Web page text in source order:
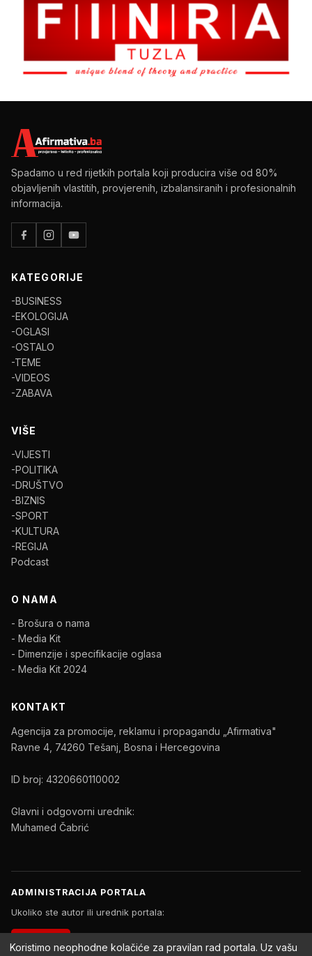
Spadamo u red rijetkih portala koji producira više od 80%
objavljenih vlastitih, provjerenih, izbalansiranih i profesionalnih
informacija.
KATEGORIJE
-BUSINESS
-EKOLOGIJA
-OGLASI
-OSTALO
-TEME
-VIDEOS
-ZABAVA
VIŠE
-VIJESTI
-POLITIKA
-DRUŠTVO
-BIZNIS
-SPORT
-KULTURA
-REGIJA
Podcast
O NAMA
- Brošura o nama
- Media Kit
- Dimenzije i specifikacije oglasa
- Media Kit 2024
KONTAKT
Agencija za promocije, reklamu i propagandu „Afirmativa"
Ravne 4, 74260 Tešanj, Bosna i Hercegovina
ID broj: 4320660110002
Glavni i odgovorni urednik:
Muhamed Čabrić
ADMINISTRACIJA PORTALA
Ukoliko ste autor ili urednik portala:
Koristimo neophodne kolačiće za pravilan rad portala. Uz vašu